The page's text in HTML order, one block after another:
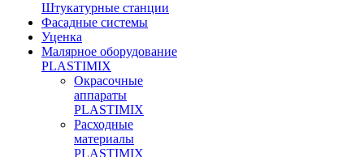
Штукатурные станции
Фасадные системы
Уценка
Малярное оборудование
PLASTIMIX
Окрасочные
аппараты
PLASTIMIX
Расходные
материалы
PLASTIMIX